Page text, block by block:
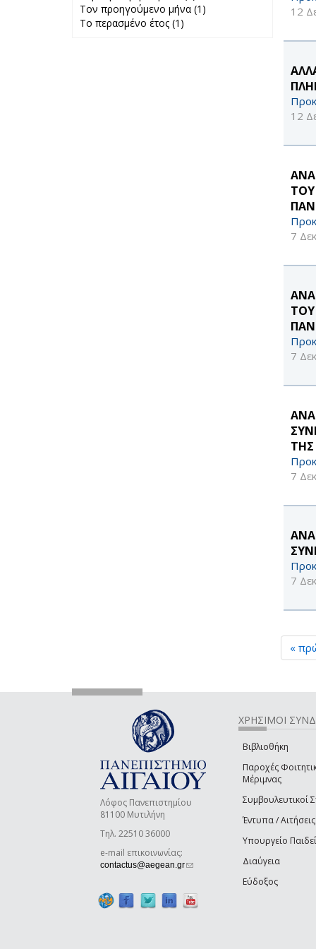
12
12
7
7
ΤΗΣ
7
7
«
Περασμένη
Τον προηγούμενο μήνα (1)
Το περασμένο έτος (1)
Λόφος Πανεπιστημίου
81100 Μυτιλήνη
Τηλ. 22510 36000
e-mail επικοινωνίας:
contactus@aegean.gr(link sends e-mail)
ΧΡΗΣΙΜΟΙ
Βιβλιοθήκη
Παροχές
Μέριμνας
Συμβουλευτικοί
Έντυπα / Αιτήσεις
Υπουργείο
Διαύγεια
Εύδοξος